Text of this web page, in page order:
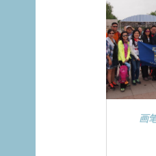
画